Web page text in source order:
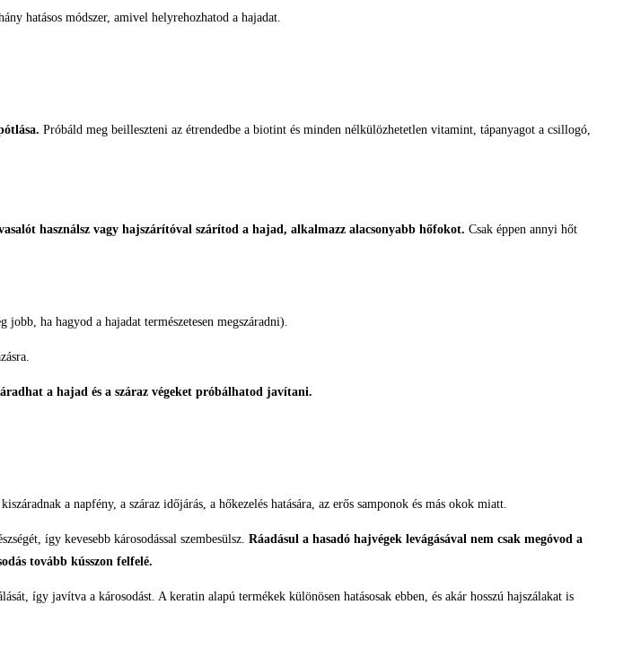
hatásos módszer, amivel helyrehozhatod a hajadat.
Próbáld meg beilleszteni az étrendedbe a biotint és minden nélkülözhetetlen vitamint, tápanyagot a csillogó,
használsz vagy hajszárítóval szárítod a hajad, alkalmazz alacsonyabb hőfokot. Csak éppen annyi hőt
ha hagyod a hajadat természetesen megszáradni).
a hajad és a száraz végeket próbálhatod javítani.
a napfény, a száraz időjárás, a hőkezelés hatására, az erős samponok és más okok miatt.
így kevesebb károsodással szembesülsz. Ráadásul a hasadó hajvégek levágásával nem csak megóvod a
tovább kússzon felfelé.
így javítva a károsodást. A keratin alapú termékek különösen hatásosak ebben, és akár hosszú hajszálakat is